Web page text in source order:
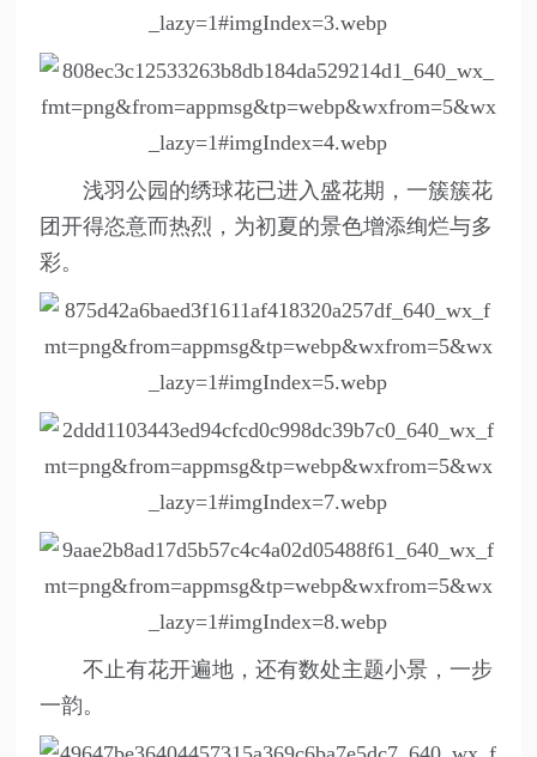
浅羽公园的绣球花已进入盛花期，一簇簇花
团开得恣意而热烈，为初夏的景色增添绚烂与多
彩。
不止有花开遍地，还有数处主题小景，一步
一韵。